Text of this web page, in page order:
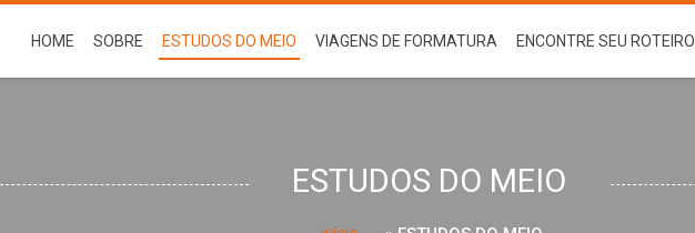
HOME SOBRE ESTUDOS DO MEIO VIAGENS DE FORMATURA ENCONTRE SEU ROTEIRO
ESTUDOS DO MEIO